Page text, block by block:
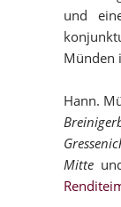
und
Münden
Hann.
Mitte